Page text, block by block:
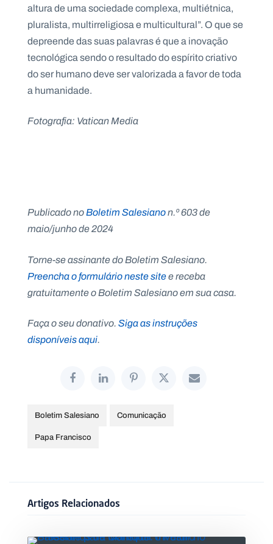
altura de uma sociedade complexa, multiétnica,
pluralista, multirreligiosa e multicultural”. O que se
depreende das suas palavras é que a inovação
tecnológica sendo o resultado do espírito criativo
do ser humano deve ser valorizada a favor de toda
a humanidade.
Fotografia: Vatican Media
Publicado noBoletim Salesianon.º 603 de
maio/junho de 2024
Torne-se assinante do Boletim Salesiano.
Preencha o formulário neste sitee receba
gratuitamente o Boletim Salesiano em sua casa.
Faça o seu donativo.Siga as instruções
disponíveis aqui.
Boletim Salesiano
Comunicação
Papa Francisco
Artigos Relacionados